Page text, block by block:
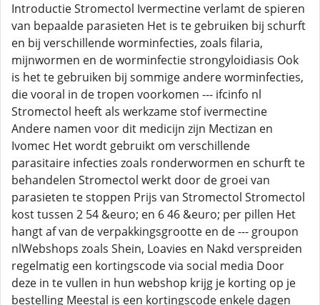
Introductie Stromectol Ivermectine verlamt de spieren
van bepaalde parasieten Het is te gebruiken bij schurft
en bij verschillende worminfecties, zoals filaria,
mijnwormen en de worminfectie strongyloidiasis Ook
is het te gebruiken bij sommige andere worminfecties,
die vooral in de tropen voorkomen --- ifcinfo nl
Stromectol heeft als werkzame stof ivermectine
Andere namen voor dit medicijn zijn Mectizan en
Ivomec Het wordt gebruikt om verschillende
parasitaire infecties zoals ronderwormen en schurft te
behandelen Stromectol werkt door de groei van
parasieten te stoppen Prijs van Stromectol Stromectol
kost tussen 2 54 &euro; en 6 46 &euro; per pillen Het
hangt af van de verpakkingsgrootte en de --- groupon
nlWebshops zoals Shein, Loavies en Nakd verspreiden
regelmatig een kortingscode via social media Door
deze in te vullen in hun webshop krijg je korting op je
bestelling Meestal is een kortingscode enkele dagen